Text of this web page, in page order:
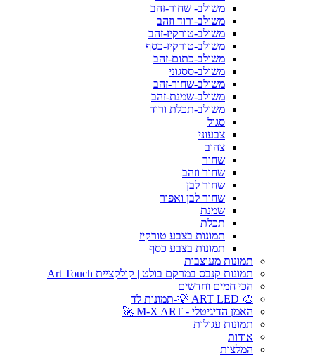
משולב- שחור-זהב
משולב-ורוד וזהב
משולב-טורקיז-זהב
משולב-טורקיז-כסף
משולב-כתום-זהב
משולב-ססגוני
משולב-שחור-זהב
משולב-שמנת-זהב
משולב-תכלת ורוד
סגול
צבעוני
צהוב
שחור
שחור וזהב
שחור לבן
שחור לבן ואפור
שמנת
תכלת
תמונות בצבע טורקיז
תמונות בצבע כסף
תמונות מעוצבות
תמונות קנבס במרקם בולט | קולקציית Art Touch
הכי חמים וחדשים
🎨 ART LED 💡-תמונות לד
האמן הדיגיטלי - M-X ART 🚀
תמונות עגולות
אודות
המלצות